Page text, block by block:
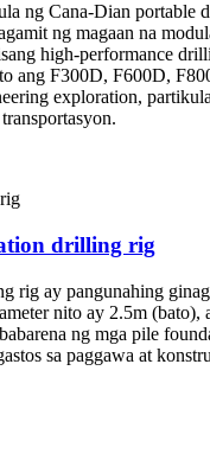
ng Cana-Dian
ng magaan na
high-performance
ang F300D, F600D,
exploration,
drilling rig
ay pangunahing
nito ay 2.5m
ng mga pile
sa paggawa at